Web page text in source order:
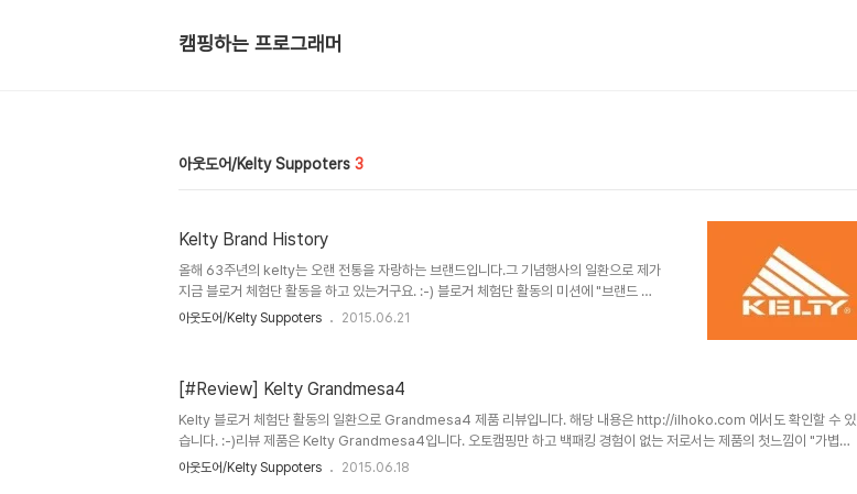
캠핑하는 프로그래머
아웃도어/Kelty Suppoters 3
Kelty Brand History
올해 63주년의 kelty는 오랜 전통을 자랑하는 브랜드입니다.그 기념행사의 일환으로 제가
지금 블로거 체험단 활동을 하고 있는거구요. :-) 블로거 체험단 활동의 미션에 "브랜드 히
스토리"에 대한 포스팅이 있는데..이참에 궁금했던 kelty 브랜드의 역사를 알아보겠습니
[KELTY(켈티)] " KELTY(켈티) 브랜드 히스토리를 찾아서 " - 실속형 아웃도어|작성자 호
돌이 1952 Kelty 팩 탄생 1953..
아웃도어/Kelty Suppoters 2015.06.21
[#Review] Kelty Grandmesa4
Kelty 블로거 체험단 활동의 일환으로 Grandmesa4 제품 리뷰입니다. 해당 내용은 http://ilhoko.com 에서도 확인할 수 있
습니다. :-)리뷰 제품은 Kelty Grandmesa4입니다. 오토캠핑만 하고 백패킹 경험이 없는 저로서는 제품의 첫느낌이 "가볍고
심플하다" 였습니다. 개인적으로 제품리뷰에 제품가격에 대한 언급이 들어가지 않는게 좋다.. 라고 생각하지만.. 낮은 가격대 (인
아웃도어/Kelty Suppoters 2015.06.18